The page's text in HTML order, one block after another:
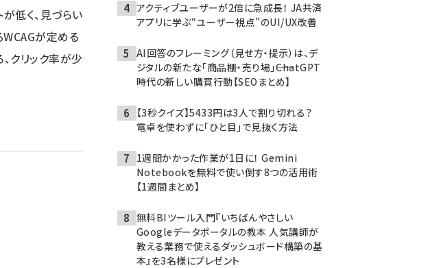
低く、見づらい
WCAGが定める
クリック率が少
アクティブユーザーが2倍に急成長！ JA共済
アプリに学ぶ“ユーザー視点”のUI/UX改善
AI回答のフレーミング（見せ方・提示）は、デ
ジタルの新たな「商品棚・売り場」――ChatGPT
時代の新しい購買行動【SEOまとめ】
【3秒クイズ】5433円は3人で割り切れる？
電卓を使わずに「ひと目」で見抜く方法
1週間かかった作業が1日に！ Gemini
Notebookを無料で使い倒す8つの活用術
【1週間まとめ】
無料BIツール入門『いちばんやさしい
Googleデータポータルの教本 人気講師が
教える業務で使えるダッシュボード構築の基
本』を3名様にプレゼント